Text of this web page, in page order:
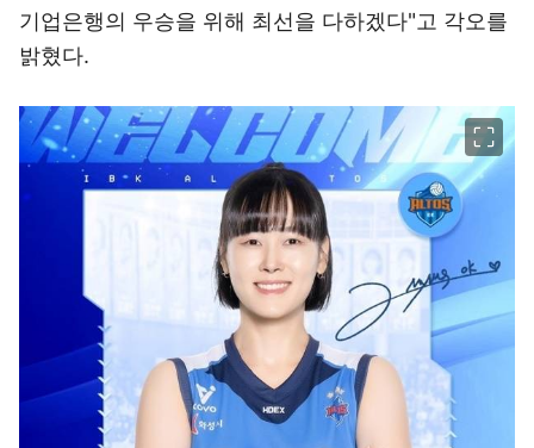
기업은행의 우승을 위해 최선을 다하겠다"고 각오를
밝혔다.